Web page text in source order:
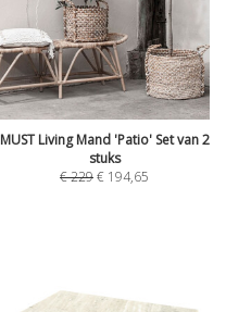
MUST Living Mand 'Patio' Set van 2
stuks
€229€ 194,65